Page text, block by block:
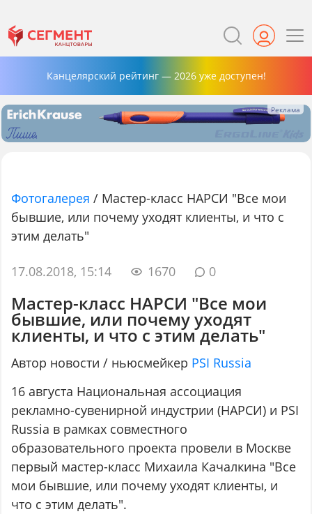
Канцелярский рейтинг — 2026 уже доступен!
Фотогалерея / Мастер-класс НАРСИ "Все мои
бывшие, или почему уходят клиенты, и что с
этим делать"
17.08.2018, 15:14 1670 0
Мастер-класс НАРСИ "Все мои
бывшие, или почему уходят
клиенты, и что с этим делать"
Автор новости / ньюсмейкер PSI Russia
16 августа Национальная ассоциация
рекламно-сувенирной индустрии (НАРСИ) и PSI
Russia в рамках совместного
образовательного проекта провели в Москве
первый мастер-класс Михаила Качалкина "Все
мои бывшие, или почему уходят клиенты, и
что с этим делать".